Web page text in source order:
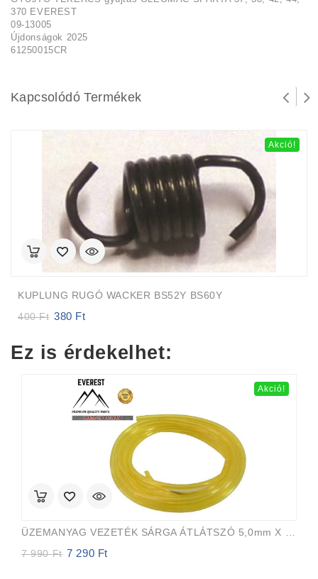
370 EVEREST
09-13005
Újdonságok 2025
61250015CR
Kapcsolódó Termékek
Akció!
KUPLUNG RUGÓ WACKER BS52Y BS60Y
400Ft
Original
400 Ft.
380 Ft
380 Ft.
Ez is érdekelhet:
Akció!
7 990Ft Original
7 290 Ft